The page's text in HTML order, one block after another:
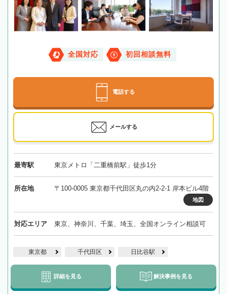
全国対応 初回相談無料
電話する
メールする
最寄駅 東京メトロ「二重橋前駅」徒歩1分
所在地 〒100-0005 東京都千代田区丸の内2-2-1 岸本ビル4階
地図
対応エリア 東京、神奈川、千葉、埼玉、全国オンライン相談可
東京都 千代田区 日比谷駅
詳細を見る 解決事例を見る